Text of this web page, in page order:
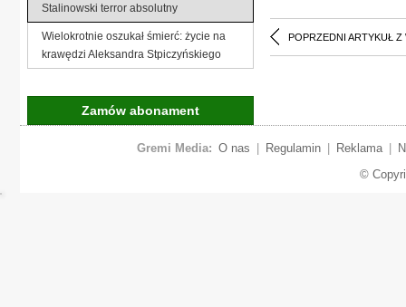
POPRZEDNI ARTYKUŁ Z
Stalinowski terror absolutny
Wielokrotnie oszukał śmierć: życie na
krawędzi Aleksandra Stpiczyńskiego
Zamów abonament
Gremi Media: O nas Regulamin Reklama
©